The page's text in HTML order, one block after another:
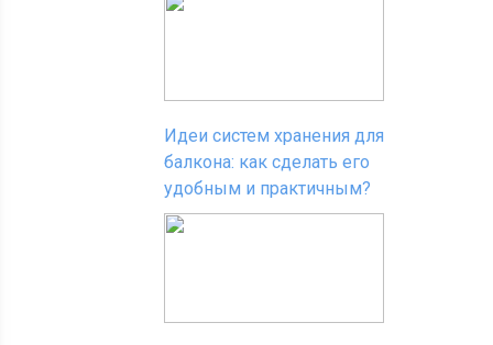
Идеи систем хранения для
балкона: как сделать его
удобным и практичным?